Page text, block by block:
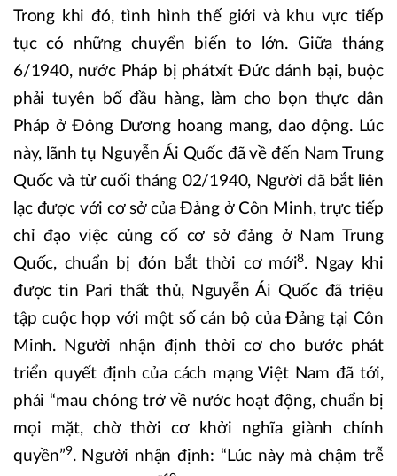
Trong khi đó, tình hình thế giới và khu vực tiếp
tục có những chuyển biến to lớn. Giữa tháng
6/1940, nước Pháp bị phátxít Đức đánh bại, buộc
phải tuyên bố đầu hàng, làm cho bọn thực dân
Pháp ở Đông Dương hoang mang, dao động. Lúc
này, lãnh tụ Nguyễn Ái Quốc đã về đến Nam Trung
Quốc và từ cuối tháng 02/1940, Người đã bắt liên
lạc được với cơ sở của Đảng ở Côn Minh, trực tiếp
chỉ đạo việc củng cố cơ sở đảng ở Nam Trung
Quốc, chuẩn bị đón bắt thời cơ mới8. Ngay khi
được tin Pari thất thủ, Nguyễn Ái Quốc đã triệu
tập cuộc họp với một số cán bộ của Đảng tại Côn
Minh. Người nhận định thời cơ cho bước phát
triển quyết định của cách mạng Việt Nam đã tới,
phải “mau chóng trở về nước hoạt động, chuẩn bị
mọi mặt, chờ thời cơ khởi nghĩa giành chính
quyền”9. Người nhận định: “Lúc này mà chậm trễ